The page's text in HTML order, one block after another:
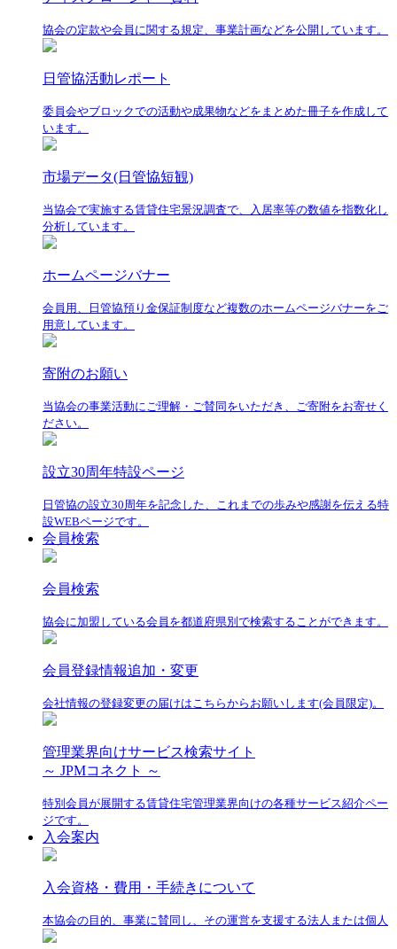
協会の定款や会員に関する規定、事業計画などを公開しています。
日管協活動レポート
委員会やブロックでの活動や成果物などをまとめた冊子を作成して
います。
市場データ(日管協短観)
当協会で実施する賃貸住宅景況調査で、入居率等の数値を指数化し
分析しています。
ホームページバナー
会員用、日管協預り金保証制度など複数のホームページバナーをご
用意しています。
寄附のお願い
当協会の事業活動にご理解・ご賛同をいただき、ご寄附をお寄せく
ださい。
設立30周年特設ページ
日管協の設立30周年を記念した、これまでの歩みや感謝を伝える特
設WEBページです。
会員検索
会員検索
協会に加盟している会員を都道府県別で検索することができます。
会員登録情報追加・変更
会社情報の登録変更の届けはこちらからお願いします(会員限定)。
管理業界向けサービス検索サイト
～ JPMコネクト ～
特別会員が展開する賃貸住宅管理業界向けの各種サービス紹介ペー
ジです。
入会案内
入会資格・費用・手続きについて
本協会の目的、事業に賛同し、その運営を支援する法人または個人